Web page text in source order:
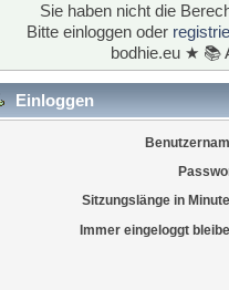
Sie haben nicht die
Bitte einloggen oder
bodhie.eu ★ 📚
Einloggen
Sitzungslänge in
Immer eingeloggt